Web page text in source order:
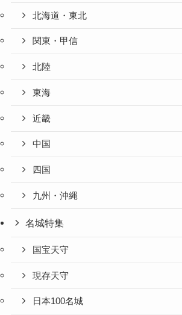
北海道・東北
関東・甲信
北陸
東海
近畿
中国
四国
九州・沖縄
名城特集
国宝天守
現存天守
日本100名城